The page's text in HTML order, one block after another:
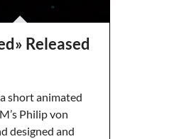
Released
short animated
Philip von
designed and